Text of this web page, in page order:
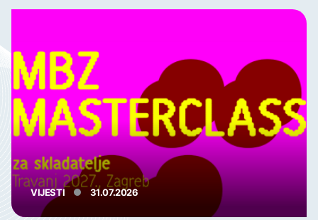
VIJESTI 31.07.2026